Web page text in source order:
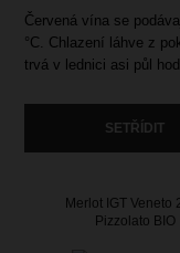
Červená vína se
°C. Chlazení láhve z
trvá v lednici asi půl
SETŘÍDIT
Merlot IGT Veneto
Pizzolato BIO